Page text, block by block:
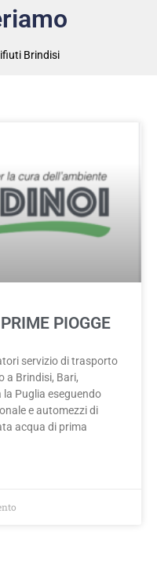
Brindisi
PIOGGE
servizio di trasporto
a Brindisi, Bari,
Puglia eseguendo
e automezzi di
acqua di prima